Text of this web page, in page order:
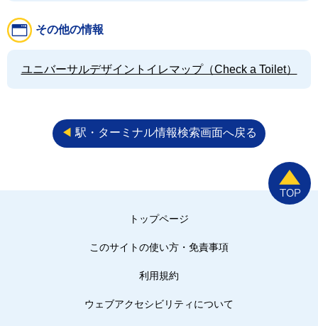
その他の情報
ユニバーサルデザイントイレマップ（Check a Toilet）
◀︎ 駅・ターミナル情報検索画面へ戻る
トップページ
このサイトの使い方・免責事項
利用規約
ウェブアクセシビリティについて